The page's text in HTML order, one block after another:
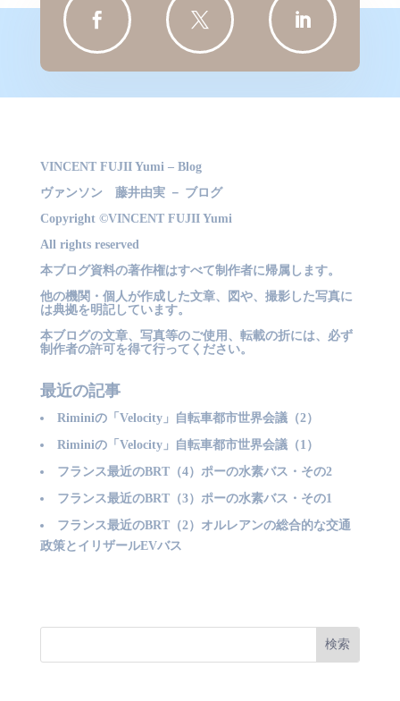
  
VINCENT FUJII Yumi – Blog
ヴァンソン 藤井由実 － ブログ
Copyright ©VINCENT FUJII Yumi
All rights reserved
本ブログ資料の著作権はすべて制作者に帰属します。
他の機関・個人が作成した文章、図や、撮影した写真に
は典拠を明記しています。
本ブログの文章、写真等のご使用、転載の折には、必ず
制作者の許可を得て行ってください。
最近の記事
Riminiの「Velocity」自転車都市世界会議（2）
Riminiの「Velocity」自転車都市世界会議（1）
フランス最近のBRT（4）ポーの水素バス・その2
フランス最近のBRT（3）ポーの水素バス・その1
フランス最近のBRT（2）オルレアンの総合的な交通
政策とイリザールEVバス